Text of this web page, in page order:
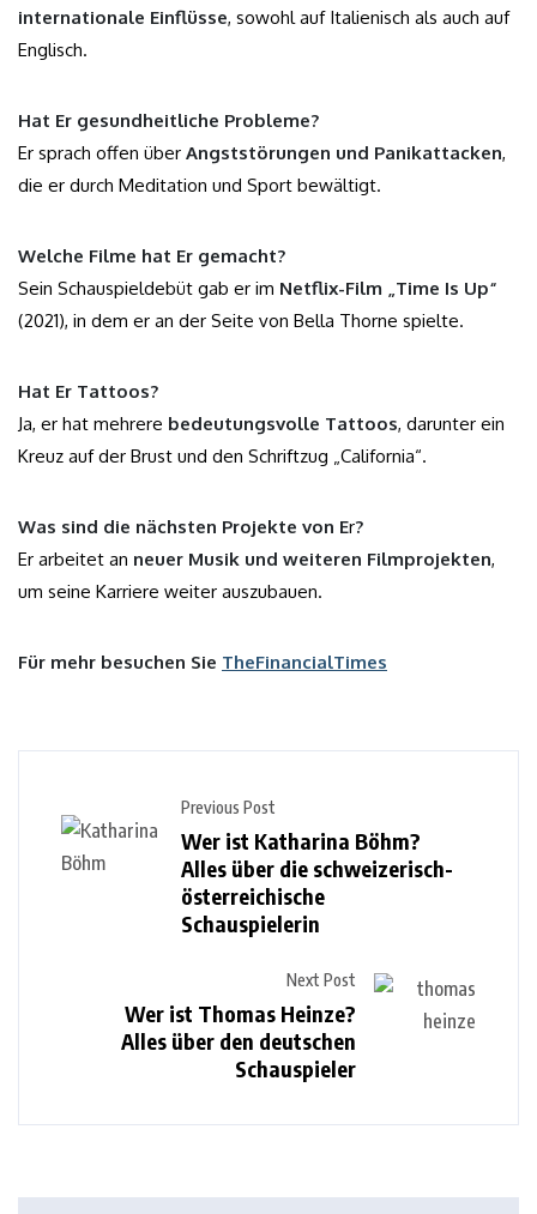
internationale Einflüsse, sowohl auf Italienisch als auch auf
Englisch.
Hat Er gesundheitliche Probleme?
Er sprach offen über Angststörungen und Panikattacken,
die er durch Meditation und Sport bewältigt.
Welche Filme hat Er gemacht?
Sein Schauspieldebüt gab er im Netflix-Film „Time Is Up“
(2021), in dem er an der Seite von Bella Thorne spielte.
Hat Er Tattoos?
Ja, er hat mehrere bedeutungsvolle Tattoos, darunter ein
Kreuz auf der Brust und den Schriftzug „California“.
Was sind die nächsten Projekte von Er?
Er arbeitet an neuer Musik und weiteren Filmprojekten,
um seine Karriere weiter auszubauen.
Für mehr besuchen Sie TheFinancialTimes
Previous Post
Wer ist Katharina Böhm?
Alles über die schweizerisch-
österreichische
Schauspielerin
Next Post
Wer ist Thomas Heinze?
Alles über den deutschen
Schauspieler